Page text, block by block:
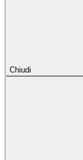
Chiudi